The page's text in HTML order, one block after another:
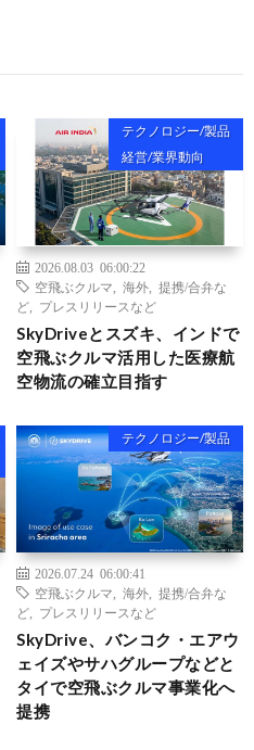
テクノロジー/製品
経営/業界動向
2026.08.03 06:00:22
空飛ぶクルマ
海外
提携/合弁な
ど
プレスリリースなど
SkyDriveとスズキ、インドで
空飛ぶクルマ活用した医療航
空物流の確立目指す
テクノロジー/製品
2026.07.24 06:00:41
空飛ぶクルマ
海外
提携/合弁な
ど
プレスリリースなど
SkyDrive、バンコク・エアウ
ェイズやサハグループなどと
タイで空飛ぶクルマ事業化へ
提携